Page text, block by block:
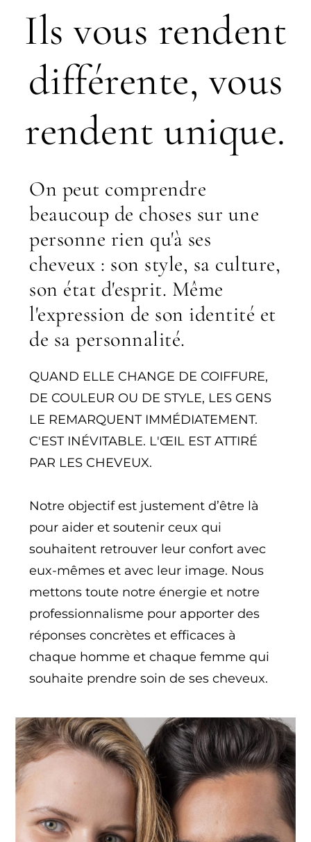
Ils vous rendent
différente, vous
rendent unique.
On peut comprendre
beaucoup de choses sur une
personne rien qu'à ses
cheveux : son style, sa culture,
son état d'esprit. Même
l'expression de son identité et
de sa personnalité.
QUAND ELLE CHANGE DE COIFFURE,
DE COULEUR OU DE STYLE, LES GENS
LE REMARQUENT IMMÉDIATEMENT.
C'EST INÉVITABLE. L'ŒIL EST ATTIRÉ
PAR LES CHEVEUX.
Notre objectif est justement d’être là
pour aider et soutenir ceux qui
souhaitent retrouver leur confort avec
eux-mêmes et avec leur image. Nous
mettons toute notre énergie et notre
professionnalisme pour apporter des
réponses concrètes et efficaces à
chaque homme et chaque femme qui
souhaite prendre soin de ses cheveux.